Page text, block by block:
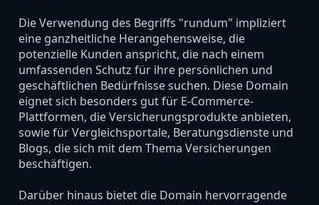
Die Verwendung des Begriffs "rundum" impliziert
eine ganzheitliche Herangehensweise, die
potenzielle Kunden anspricht, die nach einem
umfassenden Schutz für ihre persönlichen und
geschäftlichen Bedürfnisse suchen. Diese Domain
eignet sich besonders gut für E-Commerce-
Plattformen, die Versicherungsprodukte anbieten,
sowie für Vergleichsportale, Beratungsdienste und
Blogs, die sich mit dem Thema Versicherungen
beschäftigen.
Darüber hinaus bietet die Domain hervorragende